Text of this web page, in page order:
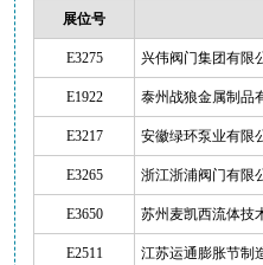
展位号
E3275 兴伟阀门集团有限
E1922 泰州战狼金属制品
E3217 安徽绿环泵业有限
E3265 浙江浙浦阀门有限
E3650 苏州麦凯西流体技
E2511 江苏运通膨胀节制